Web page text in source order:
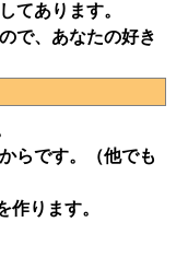
てあります。
で、あなたの好き
らです。（他でも
作ります。